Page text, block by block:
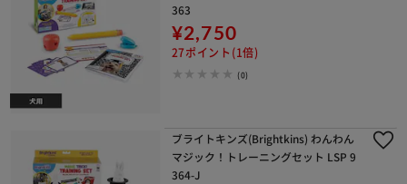
363
¥2,750
27ポイント(1倍)
(0)
ブライトキンズ(Brightkins) わんわん
マジック！トレーニングセット LSP 9
364-J